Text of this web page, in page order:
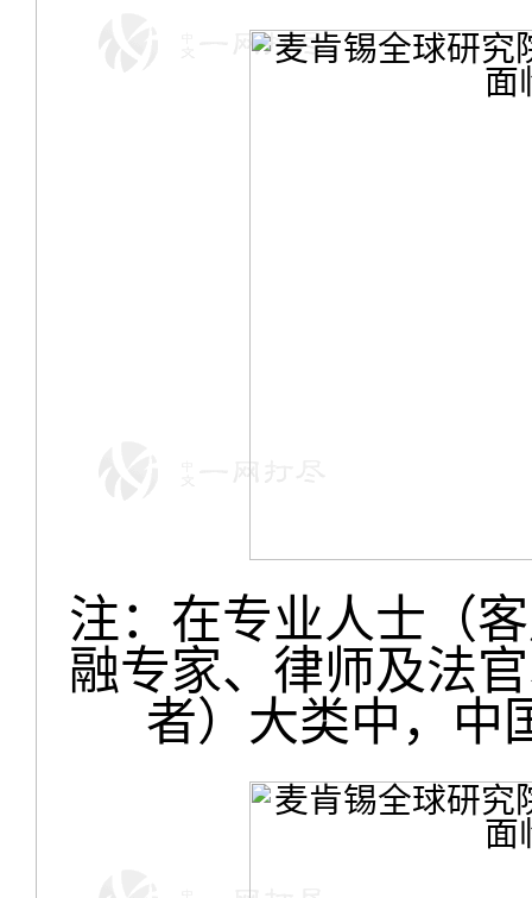
注：在专业人士（
融专家、律师及法
者）大类中，中